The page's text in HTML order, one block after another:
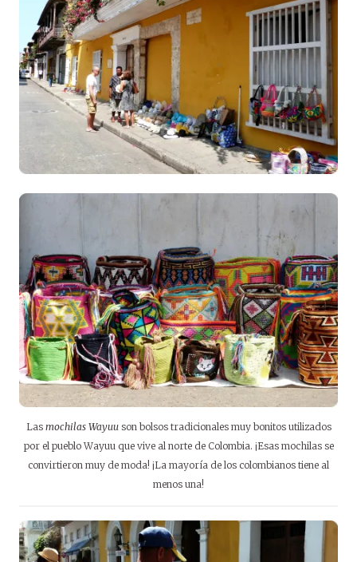
Las mochilas Wayuuson bolsos tradicionales muy bonitos utilizados
por el pueblo Wayuu que vive al norte de Colombia. ¡Esas mochilas se
convirtieron muy de moda! ¡La mayoría de los colombianos tiene al
menos una!